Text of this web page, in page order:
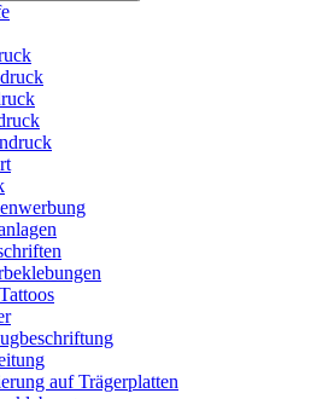
auf Trägerplatten